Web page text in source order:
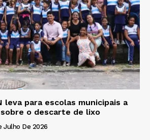
leva para escolas municipais a
o descarte de lixo
Julho De 2026